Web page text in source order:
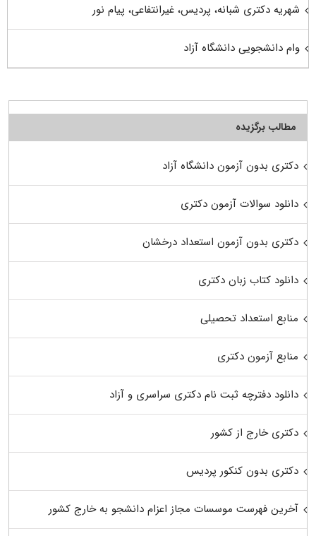
شهریه دکتری شبانه، پردیس، غیرانتفاعی، پیام نور
وام دانشجویی دانشگاه آزاد
مطالب برگزیده
دکتری بدون آزمون دانشگاه آزاد
دانلود سوالات آزمون دکتری
دکتری بدون آزمون استعداد درخشان
دانلود کتاب زبان دکتری
منابع استعداد تحصیلی
منابع آزمون دکتری
دانلود دفترچه ثبت نام دکتری سراسری و آزاد
دکتری خارج از کشور
دکتری بدون کنکور پردیس
آخرین فهرست موسسات مجاز اعزام دانشجو به خارج کشور